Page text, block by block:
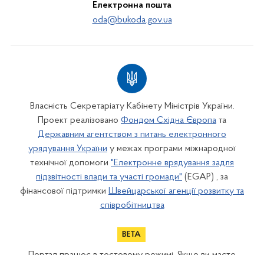
Електронна пошта
oda@bukoda.gov.ua
Власність Секретаріату Кабінету Міністрів України.
Проект реалізовано Фондом Східна Європа та
Державним агентством з питань електронного
урядування України у межах програми міжнародної
технічної допомоги "Електронне врядування задля
підзвітності влади та участі громади" (EGAP) , за
фінансової підтримки Швейцарської агенції розвитку та
співробітництва